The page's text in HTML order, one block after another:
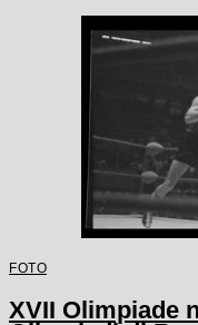
FOTO
XVII Olimpiade